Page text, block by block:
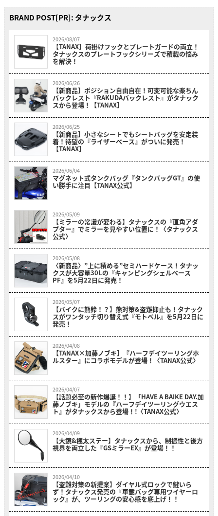
BRAND POST[PR]: タナックス
2026/08/07
【TANAX】荷掛けフックとプレートガードの両立！
タナックスのプレートフックシリーズで積載の悩み
を解決！
2026/06/26
【新商品】ポジション自由自在！可変可能な楽ちん
バックレスト『RAKUDAバックレスト』がタナック
スから登場！【TANAX】
2026/06/25
【新商品】小さなシートでもシートバッグを安定装
着！待望の『ライザーベース』がついに発売！
【TANAX】
2026/06/04
マグネット式タンクバッグ『タンクバッグGT』の使
い勝手に注目【TANAX公式】
2026/05/09
【ミラーの常識が変わる】タナックスの『直角アダ
プター』でミラーを見やすい位置に！〈タナックス
公式〉
2026/05/08
〈新商品〉”上に積める”セミハードケース！タナッ
クスが大容量30Lの『キャンピングシェルベース
PF』を5月22日に発売！
2026/05/07
【バイクに熊鈴！？】熊対策&盗難抑止も！タナック
スがワンタッチ切り替え式『モトベル』を5月22日に
発売！
2026/04/08
【TANAX×加藤ノブキ】『ハーフデイツーリングホ
ルスター』にコラボモデルが登場！〈TANAX公式〉
2026/04/07
【話題必至の新作爆誕！！】「HAVE A BAIKE DAY.加
藤ノブキ」モデルの『ハーフデイツーリングウエス
ト』がタナックスから登場！!〈TANAX公式〉
2026/04/09
【大鏡&極太ステー】タナックスから、制振性と後方
視界を両立した『GSミラーEX』が登場！！
2026/04/10
【盗難対策の新提案】ダイヤル式ロックで鍵いら
ず！タナックス発売の『車載バッグ専用ワイヤーロ
ック』が、ツーリングの安心感を底上げ！！